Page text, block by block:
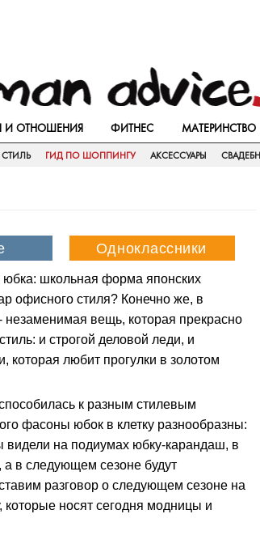
И ОТНОШЕНИЯ ФИТНЕС МАТЕРИНСТВО
ГИД ПО ШОППИНГУ АКСЕССУАРЫ
юбка: школьная форма японских
офисного стиля? Конечно же, в
незаменимая вещь, которая прекрасно
и строгой деловой леди, и
которая любит прогулки в золотом
к разным стилевым
фасоны юбок в клетку разнообразны:
на подиумах юбку-карандаш, в
в следующем сезоне будут
разговор о следующем сезоне на
которые носят сегодня модницы и